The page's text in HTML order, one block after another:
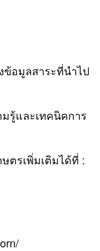
อมูลสาระที่นำไป
มรู้และเทคนิคการ
ตรเพิ่มเติมได้ที่ :